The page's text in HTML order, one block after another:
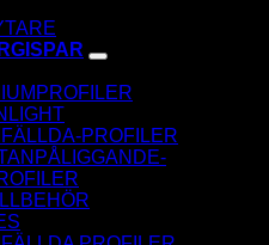
PROFILER